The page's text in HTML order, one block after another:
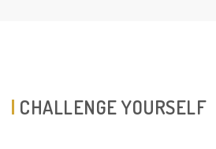
CHALLENGE YOURSELF